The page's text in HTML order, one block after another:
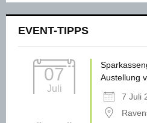
EVENT-TIPPS
07
Juli
Austellung
7 Juli